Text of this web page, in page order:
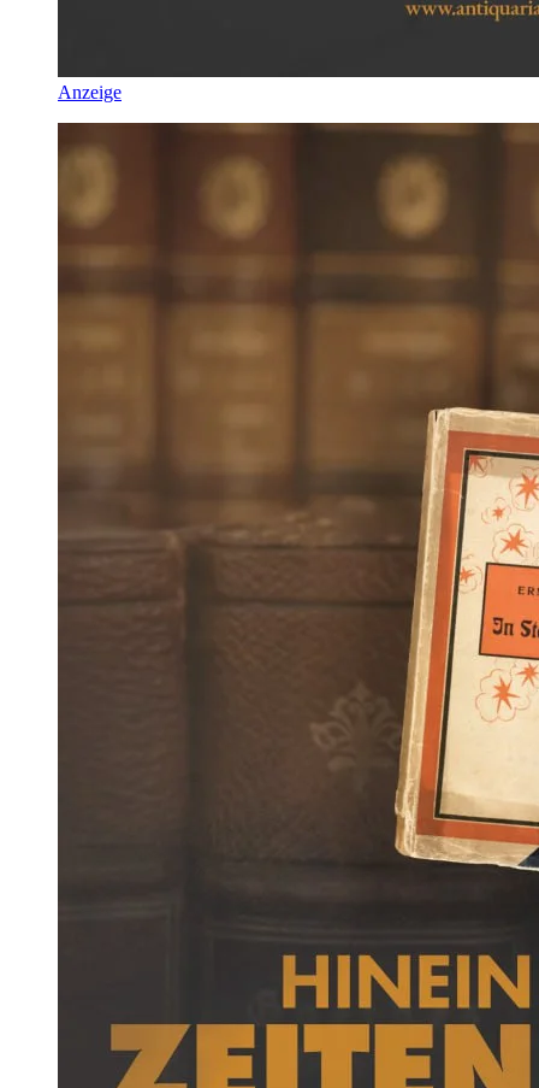
Anzeige